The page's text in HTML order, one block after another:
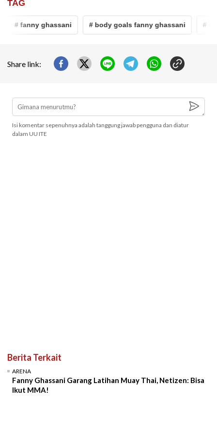
TAG
# fanny ghassani # body goals fanny ghassani #
Share link:
Isi komentar sepenuhnya adalah tanggung jawab pengguna dan diatur
dalam UU ITE
Berita Terkait
ARENA
Fanny Ghassani Garang Latihan Muay Thai, Netizen: Bisa
Ikut MMA!